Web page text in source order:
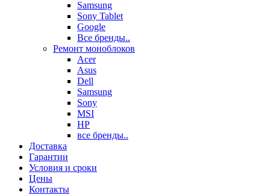
Samsung
Sony Tablet
Google
Все бренды..
Ремонт моноблоков
Acer
Asus
Dell
Samsung
Sony
MSI
HP
все бренды..
Доставка
Гарантии
Условия и сроки
Цены
Контакты